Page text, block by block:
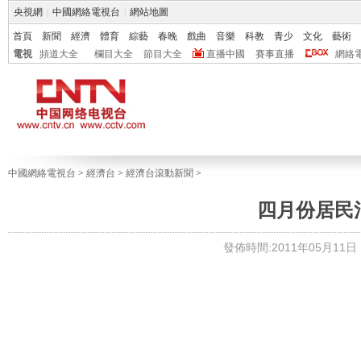
央視網 中國網絡電視台 網站地圖
首頁 新聞 經濟 體育 綜藝 春晚 戲曲 音樂 科教 青少 文化
藝術
電視
頻道大全 欄目大全 節目大全 直播中國 賽事直播 網絡
中國網絡電視台 > 經濟台 > 經濟台滾動新聞 >
四月份居
發佈時間:2011年05月11